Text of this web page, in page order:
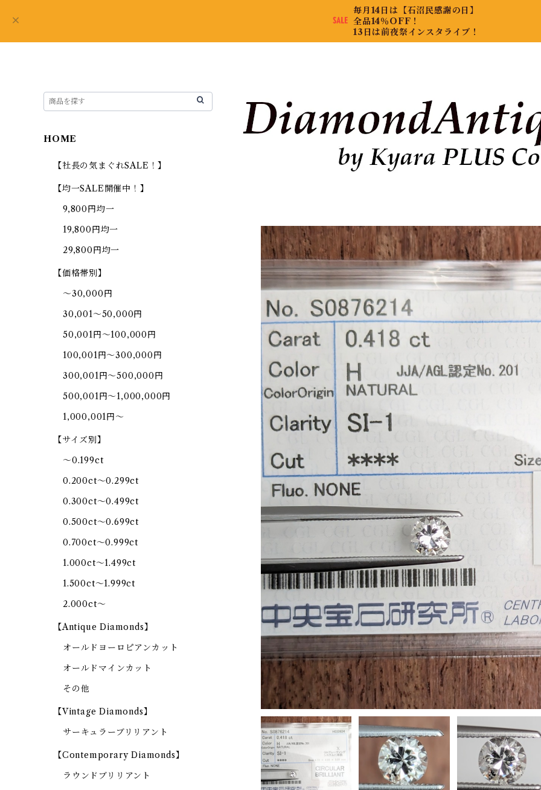
毎月14日は【石沼民感謝の日】
全品14％OFF！
13日は前夜祭インスタライブ！
HOME
【社長の気まぐれSALE！】
【均一SALE開催中！】
9,800円均一
19,800円均一
29,800円均一
【価格帯別】
～30,000円
30,001～50,000円
50,001円～100,000円
100,001円～300,000円
300,001円～500,000円
500,001円～1,000,000円
1,000,001円～
【サイズ別】
～0.199ct
0.200ct～0.299ct
0.300ct～0.499ct
0.500ct～0.699ct
0.700ct～0.999ct
1.000ct～1.499ct
1.500ct～1.999ct
2.000ct～
【Antique Diamonds】
オールドヨーロピアンカット
オールドマインカット
その他
【Vintage Diamonds】
サーキュラーブリリアント
【Contemporary Diamonds】
ラウンドブリリアント